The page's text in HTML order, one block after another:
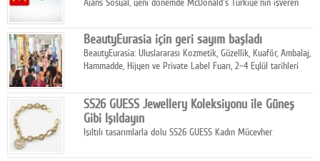
BeautyEurasia için geri sayım başladı
BeautyEurasia: Uluslararası Kozmetik, Güzellik, Kuaför, Ambalaj,
Hammadde, Hijyen ve Private Label Fuarı, 2–4 Eylül tarihleri
SS26 GUESS Jewellery Koleksiyonu ile Güneş
Gibi Işıldayın
Işıltılı tasarımlarla dolu SS26 GUESS Kadın Mücevher
dokunuşunu taşıyor.